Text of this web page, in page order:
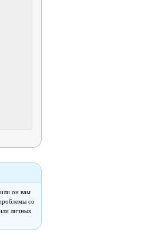
или он вам
со
личных